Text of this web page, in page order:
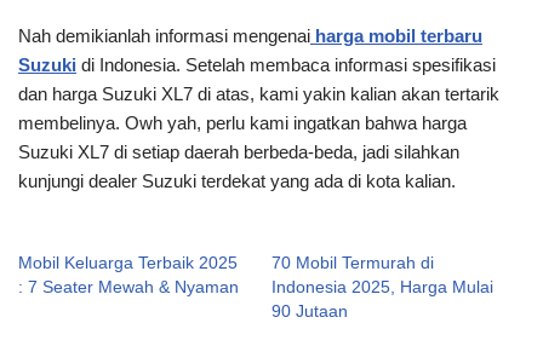
Nah demikianlah informasi mengenai harga mobil terbaru
Suzuki di Indonesia. Setelah membaca informasi spesifikasi
dan harga Suzuki XL7 di atas, kami yakin kalian akan tertarik
membelinya. Owh yah, perlu kami ingatkan bahwa harga
Suzuki XL7 di setiap daerah berbeda-beda, jadi silahkan
kunjungi dealer Suzuki terdekat yang ada di kota kalian.
Mobil Keluarga Terbaik 2025
: 7 Seater Mewah & Nyaman
70 Mobil Termurah di
Indonesia 2025, Harga Mulai
90 Jutaan